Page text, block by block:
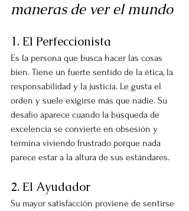
maneras de ver el mundo
1. El Perfeccionista
Es la persona que busca hacer las cosas
bien. Tiene un fuerte sentido de la ética, la
responsabilidad y la justicia. Le gusta el
orden y suele exigirse más que nadie. Su
desafío aparece cuando la búsqueda de
excelencia se convierte en obsesión y
termina viviendo frustrado porque nada
parece estar a la altura de sus estándares.
2. El Ayudador
Su mayor satisfacción proviene de sentirse